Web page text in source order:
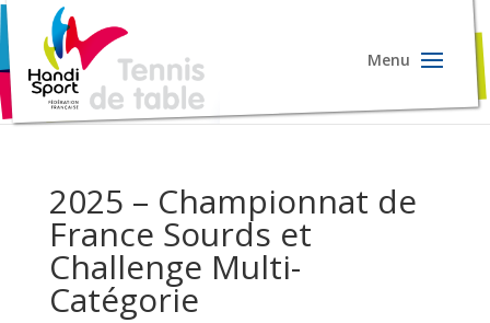
2025 – Championnat de
France Sourds et
Challenge Multi-
Catégorie